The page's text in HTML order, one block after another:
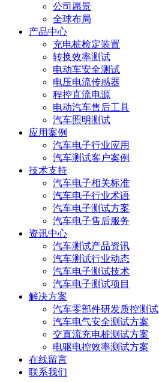
公司愿景
全球布局
产品中心
充电桩检定装置
转换效率测试
电动车安全测试
电压电流传感器
程控直流电源
电动汽车售后工具
汽车照明测试
应用案例
汽车电子行业应用
汽车测试客户案例
技术支持
汽车电子相关标准
汽车电子行业术语
汽车电子测试方案
汽车电子售后服务
资讯中心
汽车测试产品资讯
汽车测试行业动态
汽车电子测试技术
汽车电子测试项目
解决方案
汽车零部件研发质控测试
汽车电气安全测试方案
交直流充电桩测试方案
电驱电控效率测试方案
在线留言
联系我们